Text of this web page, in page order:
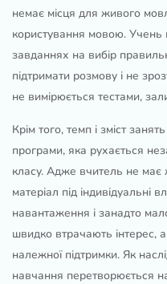
немає місця для живого
користування мовою. Учень
завданнях на вибір
підтримати розмову і не
не вимірюється тестами,
Крім того, темп і зміст
програми, яка рухається
класу. Адже вчитель не має
матеріал під індивідуальні
навантаження і занадто
швидко втрачають інтерес,
належної підтримки. Як
навчання перетворюється